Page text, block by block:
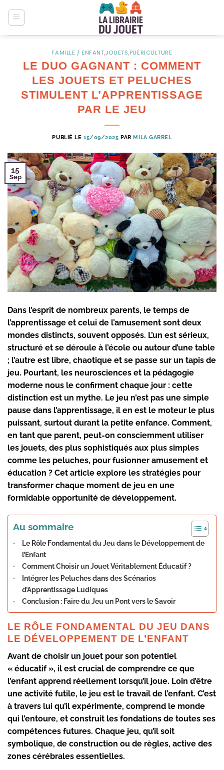
FAMILLE / ENFANT,JOUETS,PUÉRICULTURE
LE DUO GAGNANT : COMMENT
LES JOUETS ET PELUCHES
STIMULENT L’APPRENTISSAGE
PAR LE JEU
PUBLIÉ LE 15/09/2025 PARMILA GARREL
15
Sep
Dans l’esprit de nombreux parents, le temps de
l’apprentissage et celui de l’amusement sont deux
mondes distincts, souvent opposés. L’un est sérieux,
structuré et se déroule à l’école ou autour d’une table
; l’autre est libre, chaotique et se passe sur un tapis de
jeu. Pourtant, les neurosciences et la pédagogie
moderne nous le confirment chaque jour : cette
distinction est un mythe. Le jeu n’est pas une simple
pause dans l’apprentissage, il en est le moteur le plus
puissant, surtout durant la petite enfance. Comment,
en tant que parent, peut-on consciemment utiliser
les jouets, des plus sophistiqués aux plus simples
comme les peluches, pour fusionner amusement et
éducation ? Cet article explore les stratégies pour
transformer chaque moment de jeu en une
formidable opportunité de développement.
Au sommaire
Le Rôle Fondamental du Jeu dans le Développement de
l’Enfant
Comment Choisir un Jouet Véritablement Éducatif ?
Intégrer les Peluches dans des Scénarios
d’Apprentissage Ludiques
Conclusion : Faire du Jeu un Pont vers le Savoir
LE RÔLE FONDAMENTAL DU JEU DANS
LE DÉVELOPPEMENT DE L’ENFANT
Avant de choisir un jouet pour son potentiel
« éducatif », il est crucial de comprendre ce que
l’enfant apprend réellement lorsqu’il joue. Loin d’être
une activité futile, le jeu est le travail de l’enfant. C’est
à travers lui qu’il expérimente, comprend le monde
qui l’entoure, et construit les fondations de toutes ses
compétences futures. Chaque jeu, qu’il soit
symbolique, de construction ou de règles, active des
zones cérébrales essentielles.